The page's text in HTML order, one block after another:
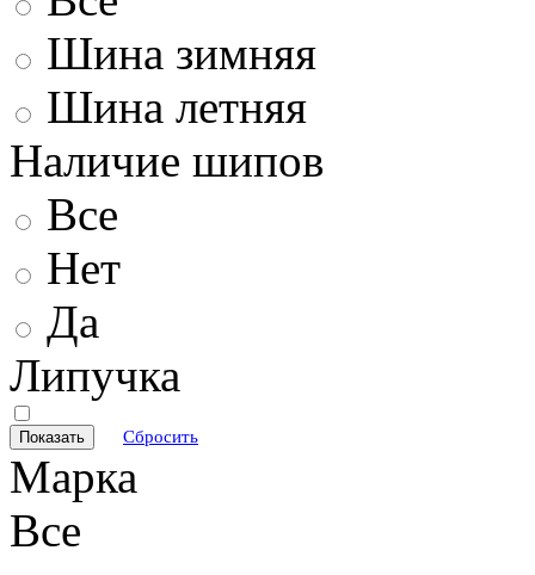
Шина зимняя
Шина летняя
Наличие шипов
Все
Нет
Да
Липучка
Сбросить
Марка
Все